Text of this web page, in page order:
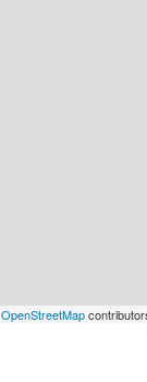
OpenStreetMap